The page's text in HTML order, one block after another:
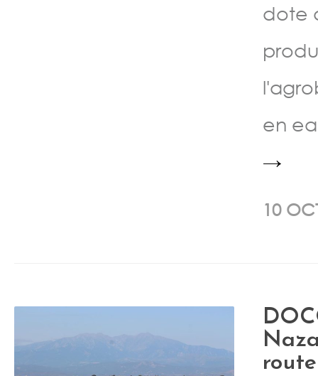
dote
en
→
10
route